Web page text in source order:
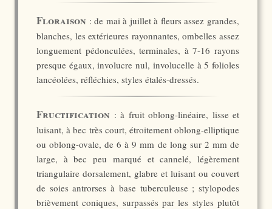
Floraison : de mai à juillet à fleurs assez grandes,
blanches, les extérieures rayonnantes, ombelles assez
longuement pédonculées, terminales, à 7-16 rayons
presque égaux, involucre nul, involucelle à 5 folioles
lancéolées, réfléchies, styles étalés-dressés.
Fructification : à fruit oblong-linéaire, lisse et
luisant, à bec très court, étroitement oblong-elliptique
ou oblong-ovale, de 6 à 9 mm de long sur 2 mm de
large, à bec peu marqué et cannelé, légèrement
triangulaire dorsalement, glabre et luisant ou couvert
de soies antrorses à base tuberculeuse ; stylopodes
brièvement coniques, surpassés par les styles plutôt